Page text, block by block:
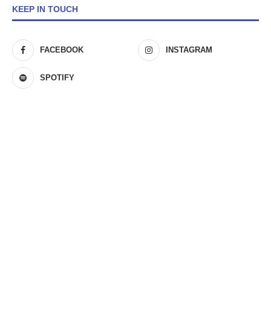
KEEP IN TOUCH
FACEBOOK INSTAGRAM
SPOTIFY